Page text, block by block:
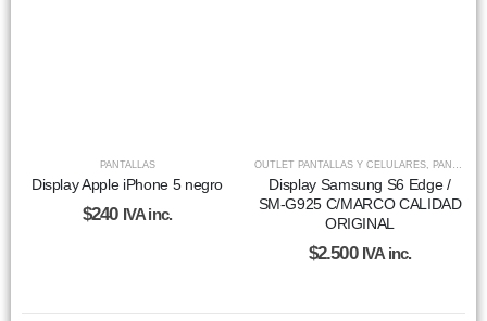
PANTALLAS
Display Apple iPhone 5 negro
$240 IVA inc.
OUTLET PANTALLAS Y CELULARES, PANTALLAS
Display Samsung S6 Edge /
SM-G925 C/MARCO CALIDAD
ORIGINAL
$2.500 IVA inc.